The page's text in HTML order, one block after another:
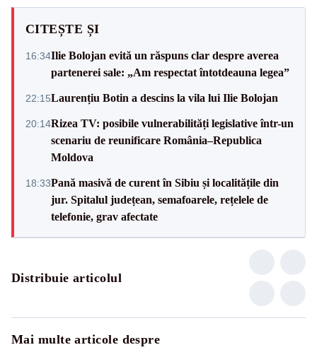
CITEȘTE ȘI
16:34Ilie Bolojan evită un răspuns clar despre averea
partenerei sale: „Am respectat întotdeauna legea”
22:15Laurențiu Botin a descins la vila lui Ilie Bolojan
20:14Rizea TV: posibile vulnerabilități legislative într-un
scenariu de reunificare România–Republica
Moldova
18:33Pană masivă de curent în Sibiu și localitățile din
jur. Spitalul județean, semafoarele, rețelele de
telefonie, grav afectate
Distribuie articolul
Mai multe articole despre